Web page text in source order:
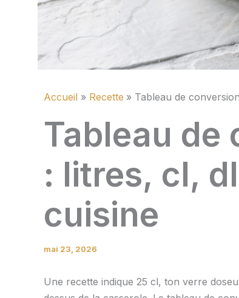
Accueil Recette Tableau de
Tableau de
: litres, cl,
cuisine
mai 23, 2026
Une recette indique 25 cl, ton verre